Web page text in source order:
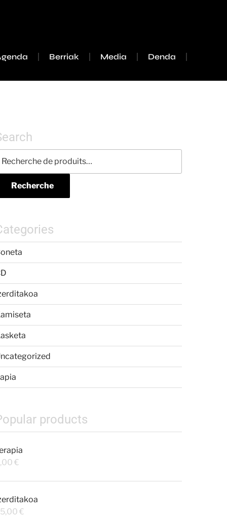
Berriak Media Denda
Recherche
products
€
€